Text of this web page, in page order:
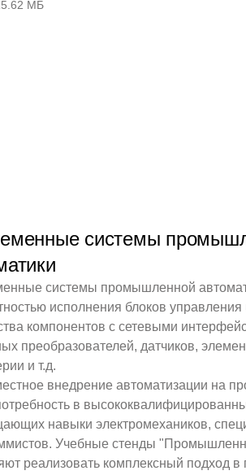
МБ
системы
системы промышленной
исполнения блоков
компонентов с сетевыми
преобразователей, датчиков,
и т.д.
внедрение автоматизации на
в
навыки электромехаников,
Учебные стенды
реализовать комплексный подход в